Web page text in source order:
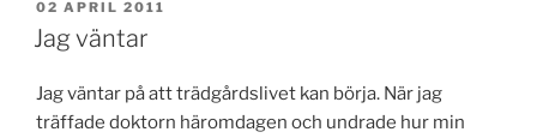
PUBLICERAT
02 APRIL 2011
Jag väntar
Jag väntar på att trädgårdslivet kan börja. När jag
träffade doktorn häromdagen och undrade hur min